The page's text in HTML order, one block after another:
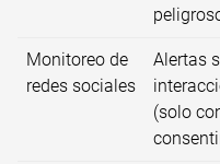
Monitoreo de
redes sociales
Alertas
(solo